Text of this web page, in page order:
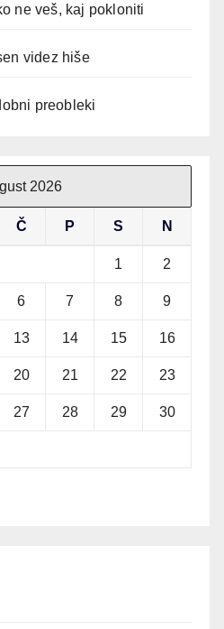
ne veš, kaj pokloniti
videz hiše
preobleki
2026
Č P S N
1 2
6 7 8 9
13 14 15 16
20 21 22 23
27 28 29 30